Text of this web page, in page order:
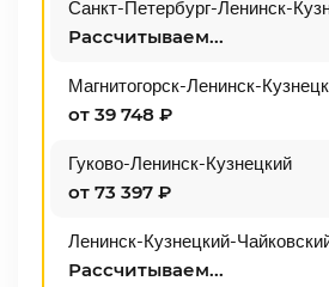
Санкт-Петербург-Ленинск-
Рассчитываем...
Магнитогорск-Ленинск-
от 39 748 ₽
Гуково-Ленинск-Кузнецкий
от 73 397 ₽
Ленинск-Кузнецкий-
Рассчитываем...